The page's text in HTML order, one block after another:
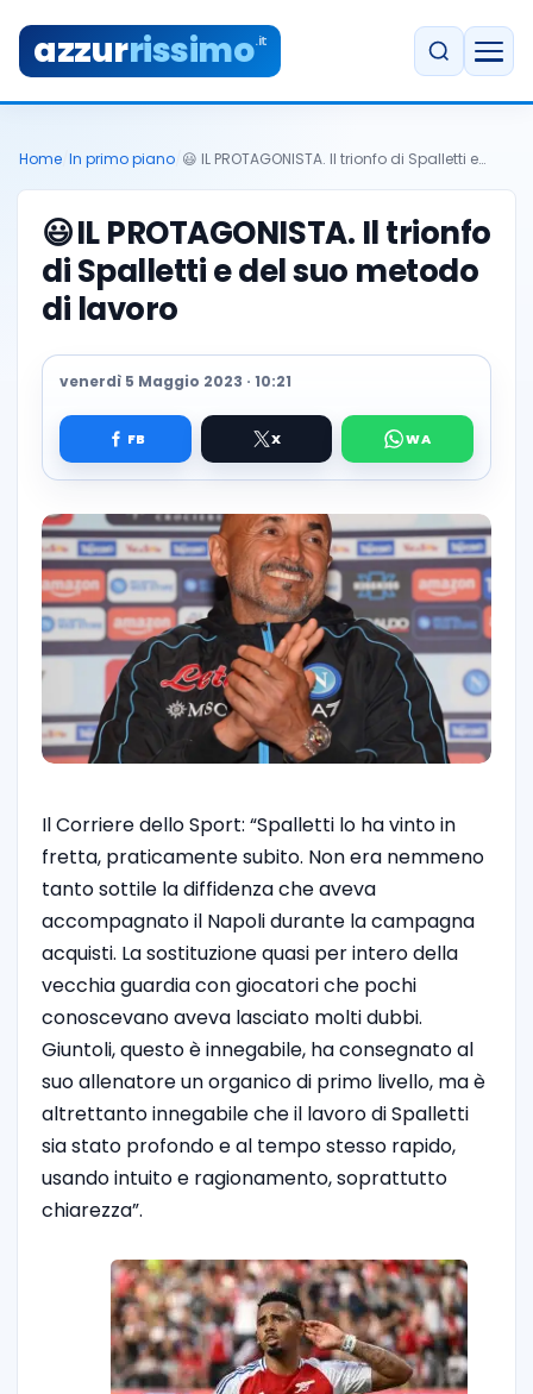
azzurrissimo.it
Home In primo piano 😃 IL PROTAGONISTA. Il trionfo di Spalletti e…
😃IL PROTAGONISTA. Il trionfo
di Spalletti e del suo metodo
di lavoro
venerdì 5 Maggio 2023 · 10:21
Il Corriere dello Sport: “Spalletti lo ha vinto in
fretta, praticamente subito. Non era nemmeno
tanto sottile la diffidenza che aveva
accompagnato il Napoli durante la campagna
acquisti. La sostituzione quasi per intero della
vecchia guardia con giocatori che pochi
conoscevano aveva lasciato molti dubbi.
Giuntoli, questo è innegabile, ha consegnato al
suo allenatore un organico di primo livello, ma è
altrettanto innegabile che il lavoro di Spalletti
sia stato profondo e al tempo stesso rapido,
usando intuito e ragionamento, soprattutto
chiarezza”.